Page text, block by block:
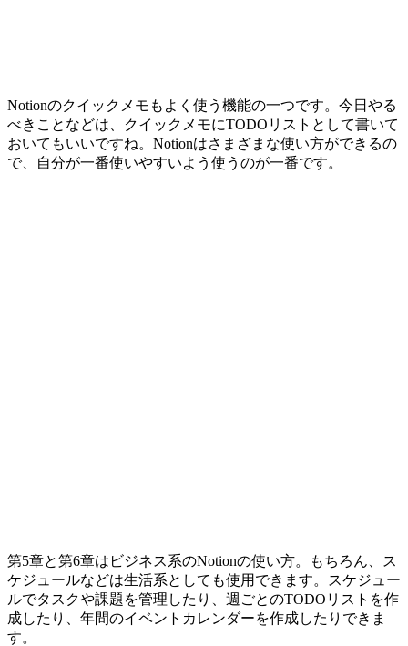
Notionのクイックメモもよく使う機能の一つです。今日やる
べきことなどは、クイックメモにTODOリストとして書いて
おいてもいいですね。Notionはさまざまな使い方ができるの
で、自分が一番使いやすいよう使うのが一番です。
第5章と第6章はビジネス系のNotionの使い方。もちろん、ス
ケジュールなどは生活系としても使用できます。スケジュー
ルでタスクや課題を管理したり、週ごとのTODOリストを作
成したり、年間のイベントカレンダーを作成したりできま
す。